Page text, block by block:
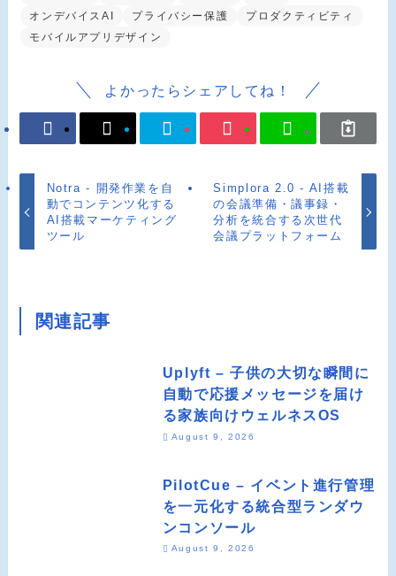
オンデバイスAI
プライバシー保護
プロダクティビティ
モバイルアプリデザイン
よかったらシェアしてね！
Notra - 開発作業を自
動でコンテンツ化する
AI搭載マーケティング
ツール
Simplora 2.0 - AI搭載
の会議準備・議事録・
分析を統合する次世代
会議プラットフォーム
関連記事
Uplyft – 子供の大切な瞬間に
自動で応援メッセージを届け
る家族向けウェルネスOS
August 9, 2026
PilotCue – イベント進行管理
を一元化する統合型ランダウ
ンコンソール
August 9, 2026